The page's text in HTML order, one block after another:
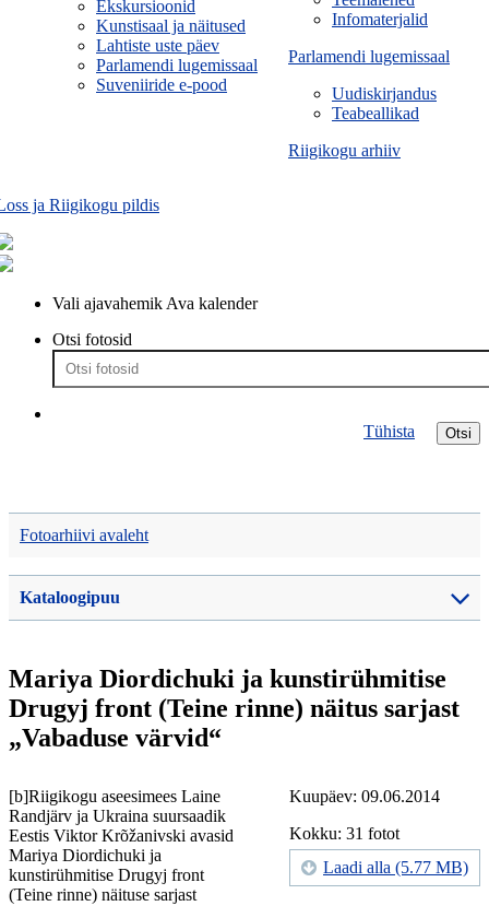
Infomaterjalid
Parlamendi lugemissaal
Uudiskirjandus
Teabeallikad
Riigikogu arhiiv
Ekskursioonid
Kunstisaal ja näitused
Lahtiste uste päev
Parlamendi lugemissaal
Suveniiride e-pood
ja Riigikogu pildis
Vali ajavahemik Ava kalender
Otsi fotosid
Otsi
Tühista
Fotoarhiivi avaleht
Kataloogipuu
Mariya Diordichuki ja kunstirühmitise
Drugyj front (Teine rinne) näitus sarjast
„Vabaduse värvid“
Kuupäev: 09.06.2014
Kokku: 31 fotot
Laadi alla (5.77 MB)
[b]Riigikogu aseesimees Laine
Randjärv ja Ukraina suursaadik
Eestis Viktor Krõžanivski avasid
Mariya Diordichuki ja
kunstirühmitise Drugyj front
(Teine rinne) näituse sarjast